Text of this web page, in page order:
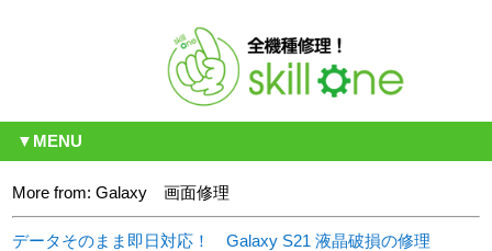
▼MENU
More from: Galaxy 画面修理
データそのまま即日対応！ Galaxy S21 液晶破損の修理